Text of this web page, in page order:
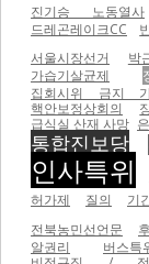
진기승 노동열사
드레곤레이크CC
서울시장선거
박
가습기살균제
집회시위 금지
핵안보정상회의
급식실 산재 사망
통합진보당
인사특위
허가제
질의 기
전북농민선언문
알권리
버스특